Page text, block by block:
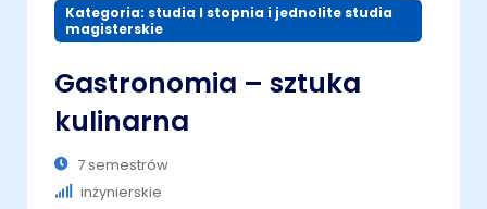
Kategoria: studia I stopnia i jednolite studia
magisterskie
Gastronomia – sztuka
kulinarna
7 semestrów
inżynierskie